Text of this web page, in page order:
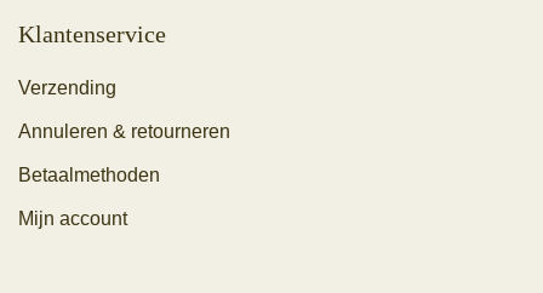
Klantenservice
Verzending
Annuleren & retourneren
Betaalmethoden
Mijn account